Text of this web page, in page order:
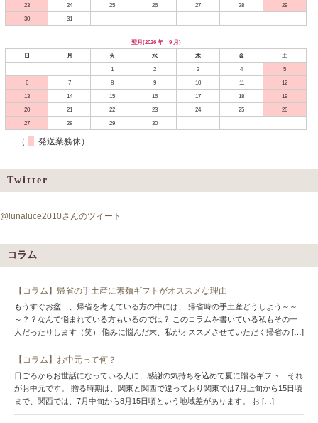
23
24 25 26 27 28
29
30
31
翌月(2026 年 9 月)
日
月 火 水 木 金
土
1
2 3 4
5
6
7 8 9 10 11
12
13
14 15 16 17 18
19
20
21 22 23 24 25
26
27
28 29 30
（ 発送業務休）
Twitter
@lunaluce2010さんのツイート
コラム
【コラム】帰省の手土産に素麺ギフトがオススメな理由
もうすぐお盆…、帰省を考えている方の中には、 帰省時の手土産どうしよう～～
～？？なんて悩まれている方もいるのでは？ このコラムを書いている私もその一
人だったりします（笑） 悩みに悩んだ末、私がオススメさせていただく帰省の […]
【コラム】お中元って何？
日ごろからお世話になっている人に、感謝の気持ちを込めて夏に贈るギフト…それ
がお中元です。 贈る時期は、関東と関西で違っており関東では7月上旬から15日頃
まで、関西では、7月中旬から8月15日頃という地域差があります。 お […]